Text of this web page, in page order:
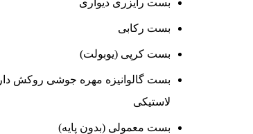
بست رایزری دیواری
بست رکابی
بست کرپی (یوبولت)
بست گالوانیزه مهره جوشی روکش دار
لاستیکی
بست معمولی (بدون پایه)